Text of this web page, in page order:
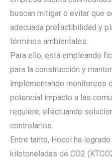
buscan mitigar o evitar que
adecuada prefactibilidad y
términos ambientales.
Para ello, está empleando
para la construcción y
implementando monitoreos
potencial impacto a las
requiere, efectuando
controlarlos.
Entre tanto, Hocol ha
kilotoneladas de CO2